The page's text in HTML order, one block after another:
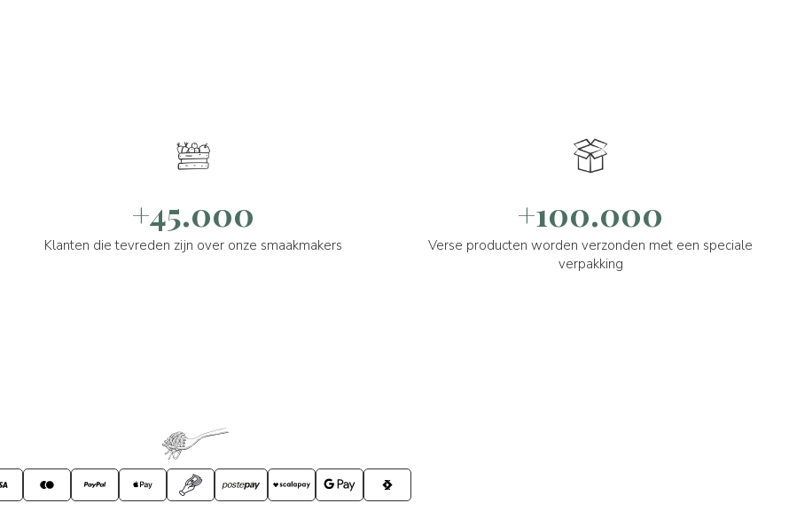
+45.000
Klanten die tevreden zijn over onze smaakmakers
+100.000
Verse producten worden verzonden met een speciale
verpakking